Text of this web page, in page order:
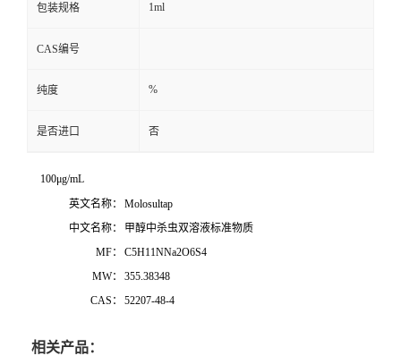
包装规格 1ml
CAS编号
纯度 %
是否进口 否
100μg/mL
英文名称：
Molosultap
中文名称：
甲醇中杀虫双溶液标准物质
MF：
C5H11NNa2O6S4
MW：
355.38348
CAS：
52207-48-4
相关产品：